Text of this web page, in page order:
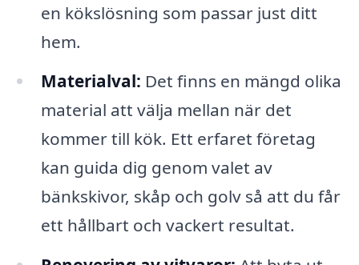
en kökslösning som passar just ditt
hem.
Materialval: Det finns en mängd olika
material att välja mellan när det
kommer till kök. Ett erfaret företag
kan guida dig genom valet av
bänkskivor, skåp och golv så att du får
ett hållbart och vackert resultat.